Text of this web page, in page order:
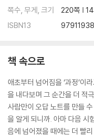
‘행복한 피곤’을 추구하렴
-어차피 피곤할거라면 행복한
-우물쭈물하다 내 이럴 줄 알
나이와 때를 가리지 말고 배
-배움은 어디에나 있단다
4장 지혜에 대하여
쪽수, 무게, 크기
220쪽 |
ISBN13
책 속으로
애초부터 넘어짐을 ‘과정’이
을 내다보며 그 순간을 더 적
사람만이 오답 노트를 만들
을 알게 되니까. 아마 다음 시
음에 넘어졌을 때에는 더 빨